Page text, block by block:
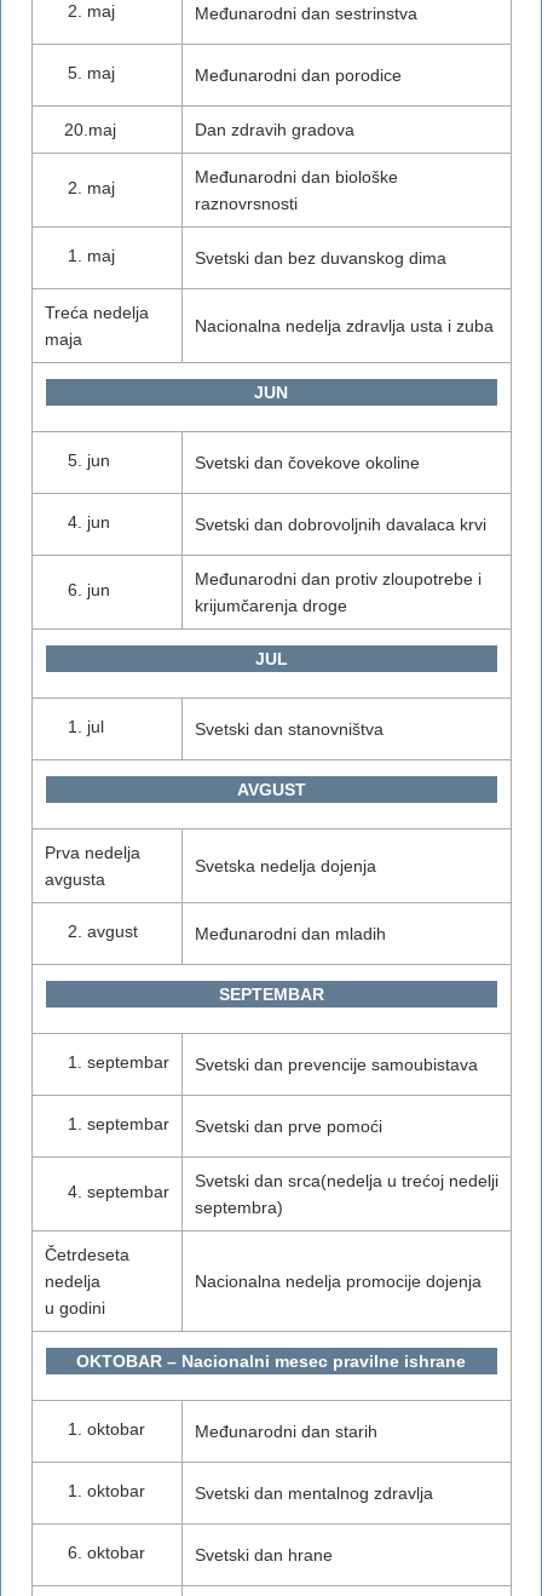
maj Međunarodni dan sestrinstva
maj Međunarodni dan porodice
20.maj Dan zdravih gradova
maj
Međunarodni dan biološke
raznovrsnosti
maj Svetski dan bez duvanskog dima
Treća nedelja
maja
Nacionalna nedelja zdravlja usta i zuba
JUN
jun Svetski dan čovekove okoline
jun Svetski dan dobrovoljnih davalaca krvi
jun
Međunarodni dan protiv zloupotrebe i
krijumčarenja droge
JUL
jul Svetski dan stanovništva
AVGUST
Prva nedelja
avgusta
Svetska nedelja dojenja
avgust Međunarodni dan mladih
SEPTEMBAR
septembar Svetski dan prevencije samoubistava
septembar Svetski dan prve pomoći
septembar
Svetski dan srca(nedelja u trećoj nedelji
septembra)
Četrdeseta
nedelja
u godini
Nacionalna nedelja promocije dojenja
OKTOBAR – Nacionalni mesec pravilne ishrane
oktobar Međunarodni dan starih
oktobar Svetski dan mentalnog zdravlja
oktobar Svetski dan hrane